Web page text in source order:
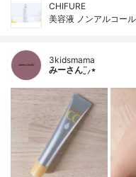
CHIFURE
美容液 ノンアルコー
3kidsmama
みーさん¨̮⸝⋆